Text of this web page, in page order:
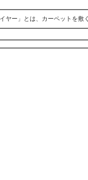
ヤー」とは、カーペットを敷